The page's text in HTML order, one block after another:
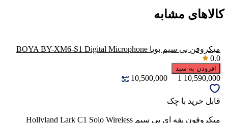
کالاهای مشابه
میکروفن بی سیم بویا BOYA BY-XM6-S1 Digital Microphone
0.0
افزودن به سبد
10,590,000
1
10,500,000
قابل خرید با چک
میکروفون یقه ای بی سیم Hollyland Lark C1 Solo Wireless